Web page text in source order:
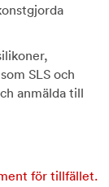
SLS och
anmälda till
för tillfället.